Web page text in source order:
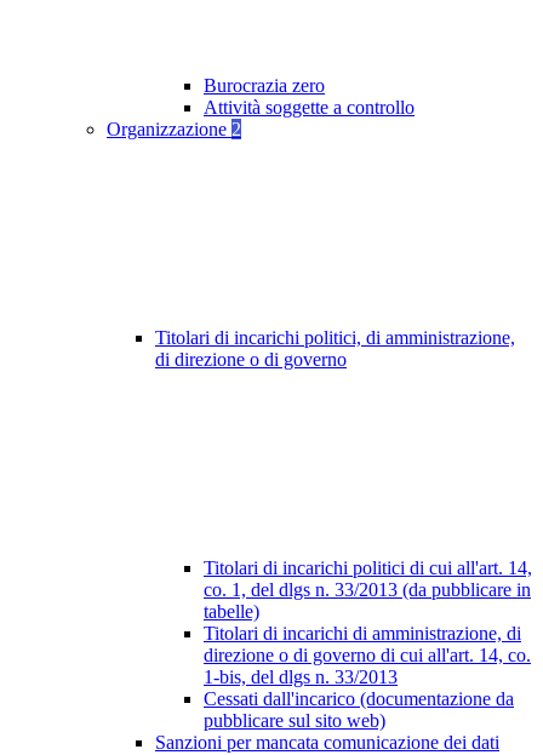
Burocrazia zero
Attività soggette a controllo
Organizzazione 2
Titolari di incarichi politici, di amministrazione,
di direzione o di governo
Titolari di incarichi politici di cui all'art. 14,
co. 1, del dlgs n. 33/2013 (da pubblicare in
tabelle)
Titolari di incarichi di amministrazione, di
direzione o di governo di cui all'art. 14, co.
1-bis, del dlgs n. 33/2013
Cessati dall'incarico (documentazione da
pubblicare sul sito web)
Sanzioni per mancata comunicazione dei dati